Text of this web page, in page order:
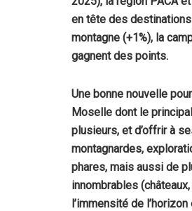
en tête des
montagne (+1%), la
gagnent des points.
Une bonne nouvelle
Moselle dont le
plusieurs, et d’offrir à
montagnardes,
phares, mais aussi de
innombrables
l’immensité de